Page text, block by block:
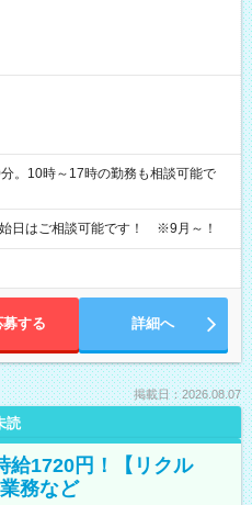
10時～17時の勤務も相談可能で
日はご相談可能です！ ※9月～！
募する 詳細へ
掲載日：2026.08.07
読
給1720円！【リクル
務など